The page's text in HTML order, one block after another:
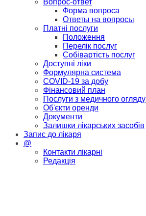
Вопрос-ответ
Форма вопроса
Ответы на вопросы
Платні послуги
Положення
Перелік послуг
Собівартість послуг
Доступні ліки
Формулярна система
COVID-19 за добу
Фінансовий план
Послуги з медичного огляду
Об'єкти оренди
Документи
Залишки лікарських засобів
Запис до лікаря
@
Контакти лікарні
Редакція